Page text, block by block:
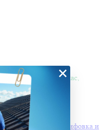
Покупайте - сейчас,
(на трубу)
Line 160х22мм шлифовка и
×